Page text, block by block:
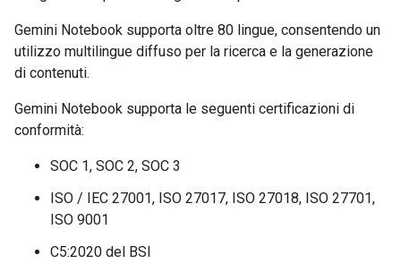
Gemini Notebook supporta oltre 80 lingue, consentendo un
utilizzo multilingue diffuso per la ricerca e la generazione
di contenuti.
Gemini Notebook supporta le seguenti certificazioni di
conformità:
SOC 1, SOC 2, SOC 3
ISO / IEC 27001, ISO 27017, ISO 27018, ISO 27701,
ISO 9001
C5:2020 del BSI